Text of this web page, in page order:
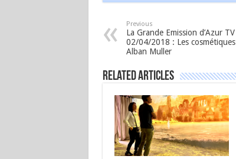
Previous
La Grande Emission d’Azur TV
02/04/2018 : Les cosmétiques
Alban Muller
Related Articles